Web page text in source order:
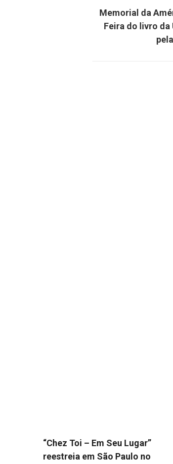
Memorial da
Feira do livro da
“Chez Toi – Em Seu Lugar”
reestreia em São Paulo no